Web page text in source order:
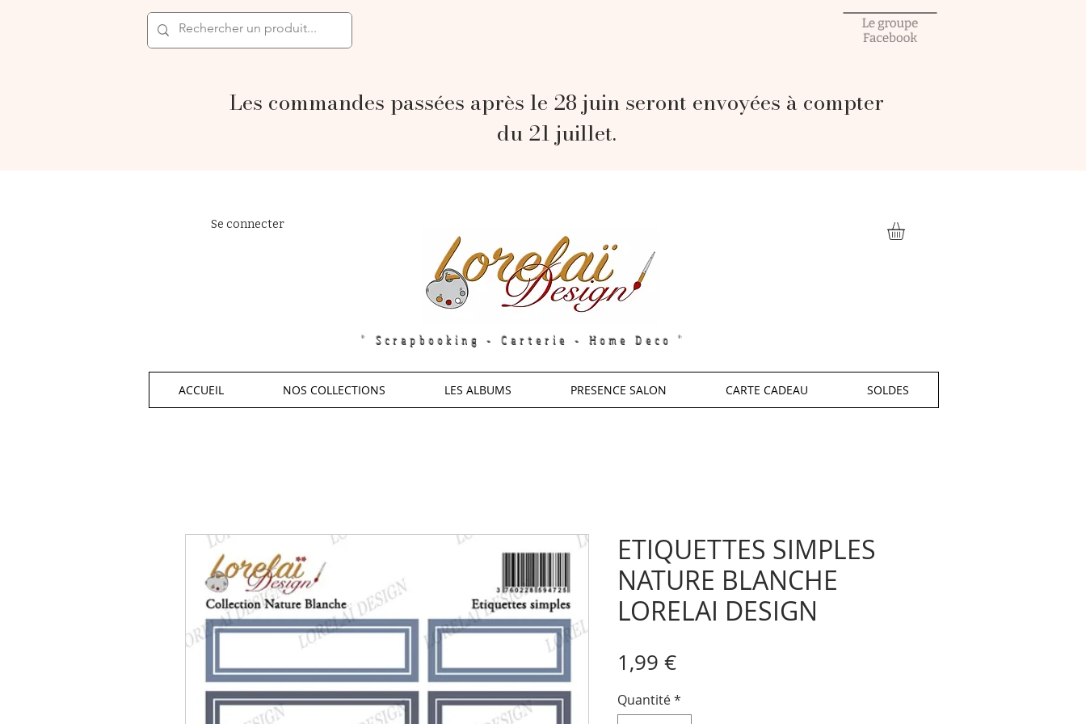
Les commandes passées après le 28 juin seront envoyées à compter
du 21 juillet.
Se connecter
" Scrapbooking - Carterie - Home Deco "
ETIQUETTES SIMPLES
NATURE BLANCHE
LORELAI DESIGN
1,99 €Prix
Quantité*
ACCUEIL NOS COLLECTIONS LES ALBUMS PRESENCE SALON CARTE CADEAU SOLDES